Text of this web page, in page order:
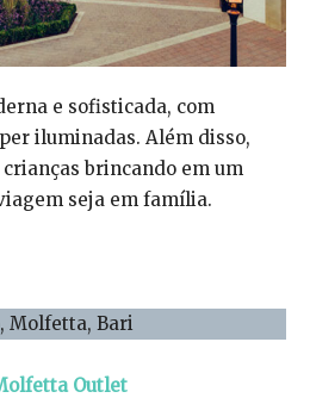
e sofisticada, com
iluminadas. Além disso,
brincando em um
seja em família.
Molfetta, Bari
Outlet